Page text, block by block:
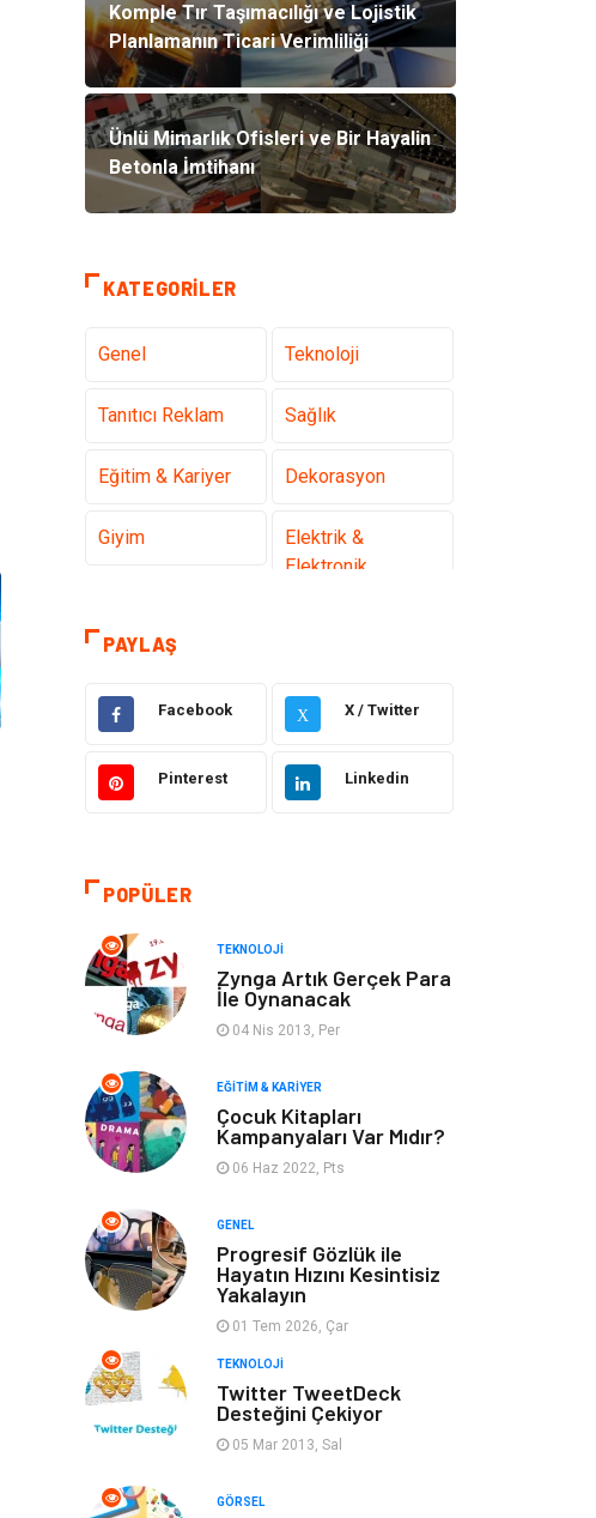
Komple Tır Taşımacılığı ve Lojistik
Planlamanın Ticari Verimliliği
Ünlü Mimarlık Ofisleri ve Bir Hayalin
Betonla İmtihanı
KATEGORILER
Genel Teknoloji
Tanıtıcı Reklam Sağlık
Eğitim & Kariyer Dekorasyon
Giyim
Elektrik &
Elektronik
Gıda
Mobilya
Optimizasyonu
Domain Seo Nedir
Makaleler Bebek Giyim
Hosting
Programlama Algoritma
Kurumsal
Kültür
PAYLAŞ
Facebook X X / Twitter
Pinterest Linkedin
POPÜLER
TEKNOLOJI
Zynga Artık Gerçek Para
İle Oynanacak
04 Nis 2013, Per
EĞITIM & KARIYER
Çocuk Kitapları
Kampanyaları Var Mıdır?
06 Haz 2022, Pts
GENEL
Progresif Gözlük ile
Hayatın Hızını Kesintisiz
Yakalayın
01 Tem 2026, Çar
TEKNOLOJI
Twitter TweetDeck
Desteğini Çekiyor
05 Mar 2013, Sal
GÖRSEL